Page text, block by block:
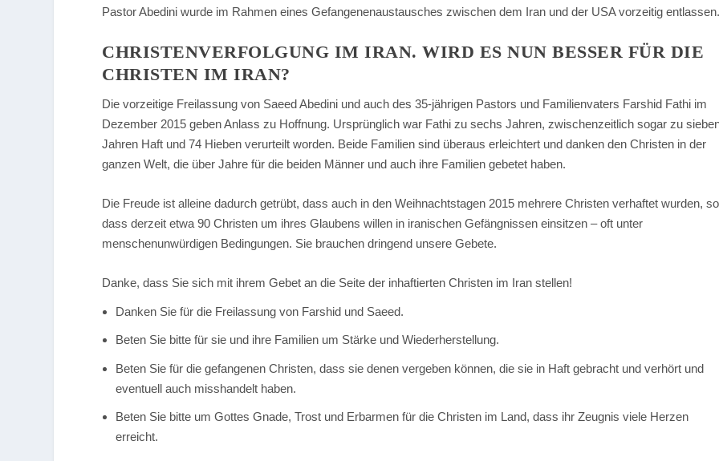
Pastor Abedini wurde im Rahmen eines Gefangenenaustausches zwischen dem Iran und der USA vorzeitig
CHRISTENVERFOLGUNG IM IRAN. WIRD ES NUN BESSER FÜR DIE
CHRISTEN IM IRAN?
Die vorzeitige Freilassung von Saeed Abedini und auch des 35-jährigen Pastors und Familienvaters Farshid Fathi im
Dezember 2015 geben Anlass zu Hoffnung. Ursprünglich war Fathi zu sechs Jahren, zwischenzeitlich sogar zu
Jahren Haft und 74 Hieben verurteilt worden. Beide Familien sind überaus erleichtert und danken den Christen in der
ganzen Welt, die über Jahre für die beiden Männer und auch ihre Familien gebetet haben.
Die Freude ist alleine dadurch getrübt, dass auch in den Weihnachtstagen 2015 mehrere Christen verhaftet wurden, so
dass derzeit etwa 90 Christen um ihres Glaubens willen in iranischen Gefängnissen einsitzen – oft unter
menschenunwürdigen Bedingungen. Sie brauchen dringend unsere Gebete.
Danke, dass Sie sich mit ihrem Gebet an die Seite der inhaftierten Christen im Iran stellen!
Danken Sie für die Freilassung von Farshid und Saeed.
Beten Sie bitte für sie und ihre Familien um Stärke und Wiederherstellung.
Beten Sie für die gefangenen Christen, dass sie denen vergeben können, die sie in Haft gebracht und verhört und
eventuell auch misshandelt haben.
Beten Sie bitte um Gottes Gnade, Trost und Erbarmen für die Christen im Land, dass ihr Zeugnis viele Herzen
erreicht.